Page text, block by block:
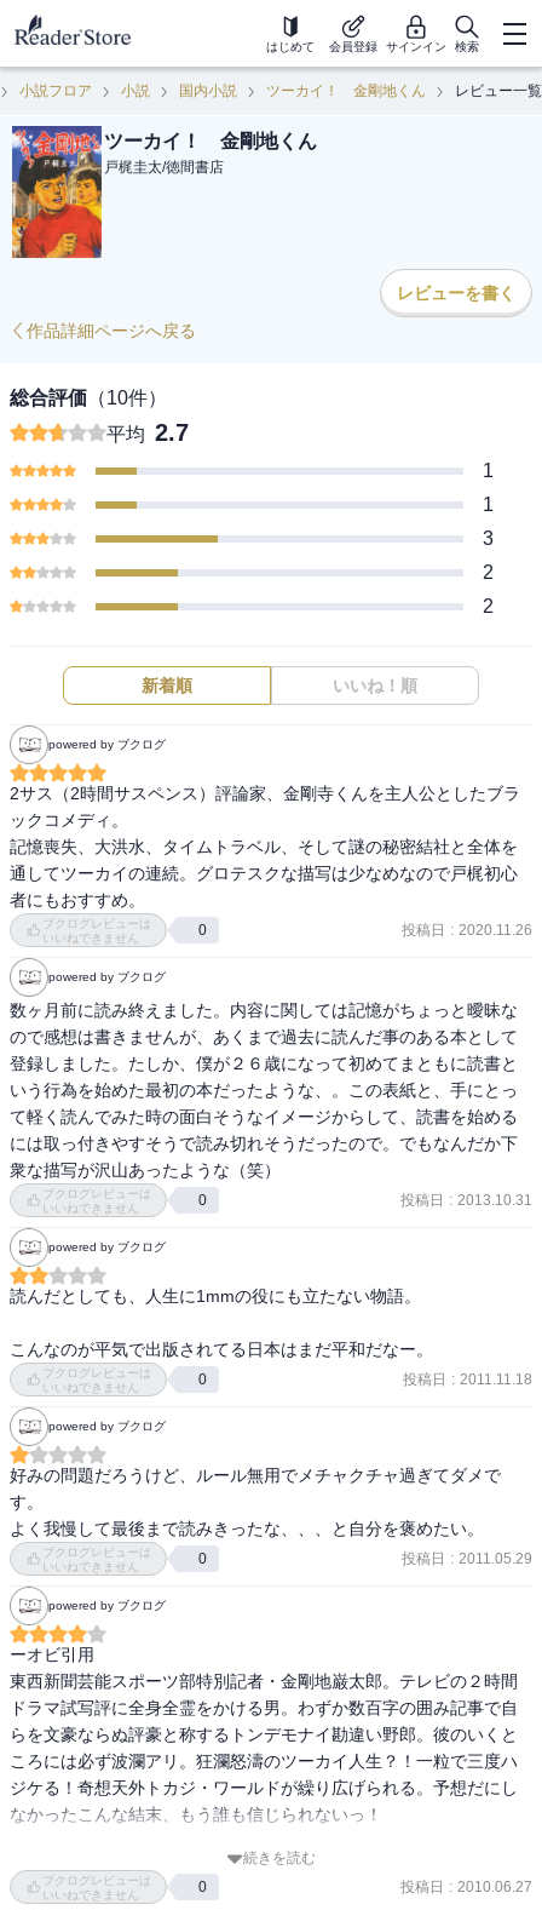
はじめて 会員登録 サインイン 検索
小説フロア 小説 国内小説 ツーカイ！ 金剛地くん レビュー一覧
ツーカイ！ 金剛地くん
戸梶圭太/徳間書店
レビューを書く
作品詳細ページへ戻る
総合評価 （10件）
平均 2.7
1
1
3
2
2
新着順 いいね！順
powered by ブクログ
2サス（2時間サスペンス）評論家、金剛寺くんを主人公としたブラ
ックコメディ。
記憶喪失、大洪水、タイムトラベル、そして謎の秘密結社と全体を
通してツーカイの連続。グロテスクな描写は少なめなので戸梶初心
者にもおすすめ。
ブクログレビューは
いいねできません
0 投稿日 : 2020.11.26
powered by ブクログ
数ヶ月前に読み終えました。内容に関しては記憶がちょっと曖昧な
ので感想は書きませんが、あくまで過去に読んだ事のある本として
登録しました。たしか、僕が２６歳になって初めてまともに読書と
いう行為を始めた最初の本だったような、。この表紙と、手にとっ
て軽く読んでみた時の面白そうなイメージからして、読書を始める
には取っ付きやすそうで読み切れそうだったので。でもなんだか下
衆な描写が沢山あったような（笑）
ブクログレビューは
いいねできません
0 投稿日 : 2013.10.31
powered by ブクログ
読んだとしても、人生に1mmの役にも立たない物語。
こんなのが平気で出版されてる日本はまだ平和だなー。
ブクログレビューは
いいねできません
0 投稿日 : 2011.11.18
powered by ブクログ
好みの問題だろうけど、ルール無用でメチャクチャ過ぎてダメで
す。
よく我慢して最後まで読みきったな、、、と自分を褒めたい。
ブクログレビューは
いいねできません
0 投稿日 : 2011.05.29
powered by ブクログ
ーオビ引用
東西新聞芸能スポーツ部特別記者・金剛地巌太郎。テレビの２時間
ドラマ試写評に全身全霊をかける男。わずか数百字の囲み記事で自
らを文豪ならぬ評豪と称するトンデモナイ勘違い野郎。彼のいくと
ころには必ず波瀾アリ。狂瀾怒濤のツーカイ人生？！一粒で三度ハ
ジケる！奇想天外トカジ・ワールドが繰り広げられる。予想だにし
なかったこんな結末、もう誰も信じられないっ！
こんな勘違い人間本当にいるよねっとニヤニヤしながら読みまし
た。著者曰く「バリキチ」と表現。こういうカテゴリーに位置づけ
続きを読む
ブクログレビューは
いいねできません
0 投稿日 : 2010.06.27